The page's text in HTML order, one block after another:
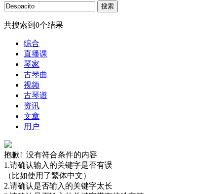
搜索
共搜索到 0个结果
综合
直播课
琴家
古琴曲
视频
古琴谱
资讯
文章
用户
抱歉! 没有符合条件的内容
1.请确认输入的关键字是否有误
（比如使用了繁体中文）
2.请确认是否输入的关键字太长